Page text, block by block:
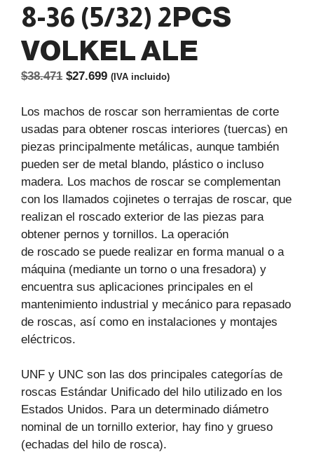
8-36 (5/32) 2PCS
VOLKEL ALE
$38.471 El
original
era:
$38.471.
$27.699El
actual
es:
$27.699.
(IVA incluido)
Los machos de roscar son herramientas de corte
usadas para obtener roscas interiores (tuercas) en
piezas principalmente metálicas, aunque también
pueden ser de metal blando, plástico o incluso
madera. Los machos de roscar se complementan
con los llamados cojinetes o terrajas de roscar, que
realizan el roscado exterior de las piezas para
obtener pernos y tornillos. La operación
de roscado se puede realizar en forma manual o a
máquina (mediante un torno o una fresadora) y
encuentra sus aplicaciones principales en el
mantenimiento industrial y mecánico para repasado
de roscas, así como en instalaciones y montajes
eléctricos.
UNF y UNC son las dos principales categorías de
roscas Estándar Unificado del hilo utilizado en los
Estados Unidos. Para un determinado diámetro
nominal de un tornillo exterior, hay fino y grueso
(echadas del hilo de rosca).